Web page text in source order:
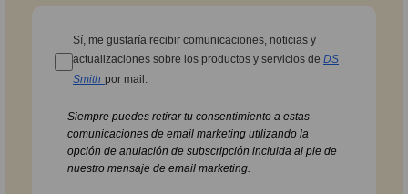
Sí, me gustaría recibir comunicaciones, noticias y
actualizaciones sobre los productos y servicios de DS
Smith por mail.
Siempre puedes retirar tu consentimiento a estas
comunicaciones de email marketing utilizando la
opción de anulación de subscripción incluida al pie de
nuestro mensaje de email marketing.